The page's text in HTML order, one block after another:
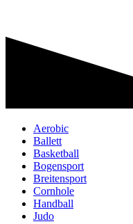
Aerobic
Ballett
Basketball
Bogensport
Breitensport
Cornhole
Handball
Judo